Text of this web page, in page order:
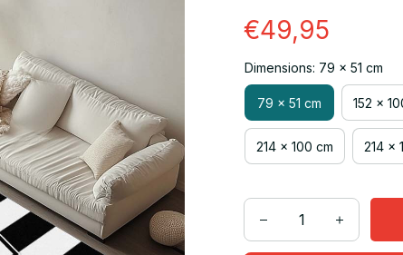
€49,95
Dimensions: 79 x 51 cm
79 x 51 cm 152 x
214 x 100 cm 214 x